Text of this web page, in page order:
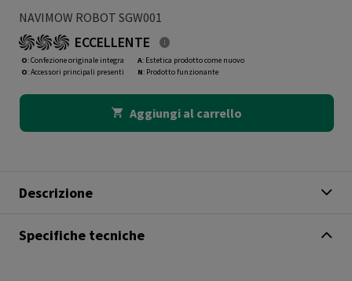
NAVIMOW ROBOT SGW001
ECCELLENTE
O: Confezione originale integra
O: Accessori principali presenti
A: Estetica prodotto come nuovo
N: Prodotto funzionante
Aggiungi al carrello
Descrizione
Specifiche tecniche